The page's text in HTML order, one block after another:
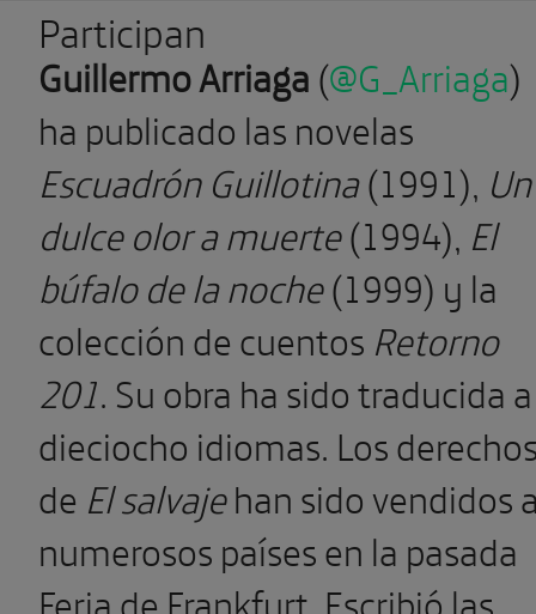
Participan
Guillermo Arriaga(@G_Arriaga)
ha publicado las novelas
Escuadrón Guillotina(1991), Un
dulce olor a muerte(1994), El
búfalo de la noche(1999) y la
colección de cuentos Retorno
201. Su obra ha sido traducida a
dieciocho idiomas. Los
de El salvajehan sido vendidos
numerosos países en la pasada
Feria de Frankfurt. Escribió las